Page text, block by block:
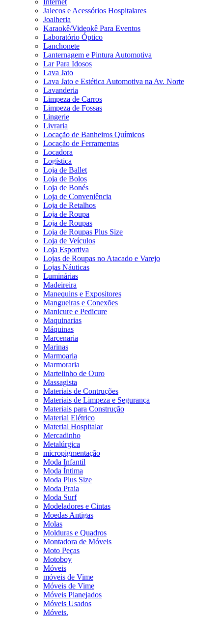
Internet
Jalecos e Acessórios Hospitalares
Joalheria
Karaokê/Videokê Para Eventos
Laboratório Óptico
Lanchonete
Lanternagem e Pintura Automotiva
Lar Para Idosos
Lava Jato
Lava Jato e Estética Automotiva na Av. Norte
Lavanderia
Limpeza de Carros
Limpeza de Fossas
Lingerie
Livraria
Locação de Banheiros Químicos
Locação de Ferramentas
Locadora
Logística
Loja de Ballet
Loja de Bolos
Loja de Bonés
Loja de Conveniência
Loja de Retalhos
Loja de Roupa
Loja de Roupas
Loja de Roupas Plus Size
Loja de Veículos
Loja Esportiva
Lojas de Roupas no Atacado e Varejo
Lojas Náuticas
Luminárias
Madeireira
Manequins e Expositores
Mangueiras e Conexões
Manicure e Pedicure
Maquinarias
Máquinas
Marcenaria
Marinas
Marmoaria
Marmoraria
Martelinho de Ouro
Massagista
Materiais de Contruções
Materiais de Limpeza e Segurança
Materiais para Construção
Material Elétrico
Material Hospitalar
Mercadinho
Metalúrgica
micropigmentação
Moda Infantil
Moda Íntima
Moda Plus Size
Moda Praia
Moda Surf
Modeladores e Cintas
Moedas Antigas
Molas
Molduras e Quadros
Montadora de Móveis
Moto Peças
Motoboy
Móveis
móveis de Vime
Móveis de Vime
Móveis Planejados
Móveis Usados
Móveis.